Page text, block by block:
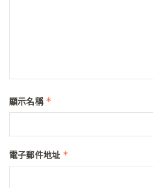
顯示名稱 *
電子郵件地址 *